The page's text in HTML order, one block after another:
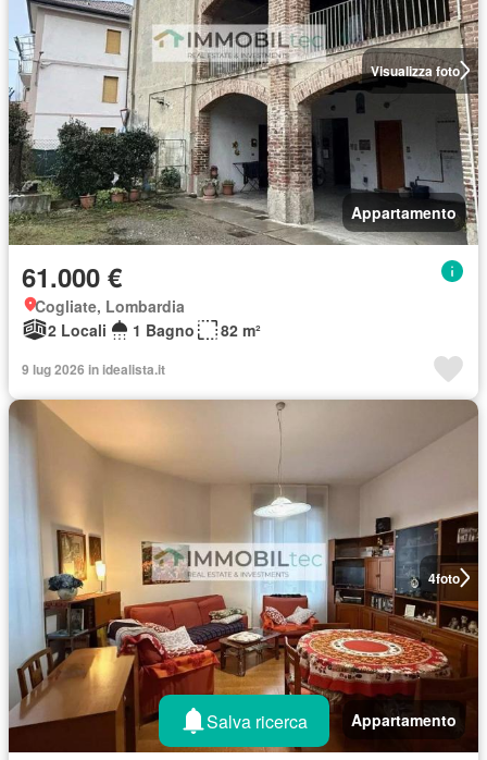
Visualizza foto
Appartamento
61.000 €
Cogliate, Lombardia
2 Locali
1 Bagno 82 m²
9 lug 2026 in idealista.it
4foto
Appartamento
Salva ricerca